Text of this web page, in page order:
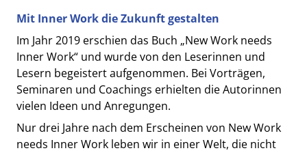
Mit Inner Work die Zukunft gestalten
Im Jahr 2019 erschien das Buch „New Work needs
Inner Work“ und wurde von den Leserinnen und
Lesern begeistert aufgenommen. Bei Vorträgen,
Seminaren und Coachings erhielten die Autorinnen
vielen Ideen und Anregungen.
Nur drei Jahre nach dem Erscheinen von New Work
needs Inner Work leben wir in einer Welt, die nicht